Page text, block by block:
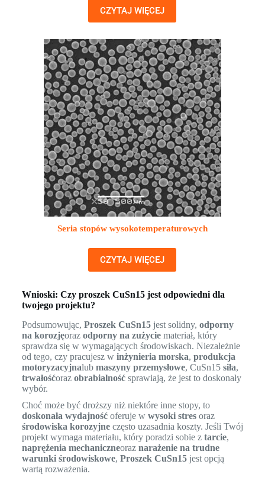
CZYTAJ WIĘCEJ
Seria stopów wysokotemperaturowych
CZYTAJ WIĘCEJ
Wnioski: Czy proszek CuSn15 jest odpowiedni dla
twojego projektu?
Podsumowując, Proszek CuSn15jest solidny, odporny
na korozjęoraz odporny na zużyciemateriał, który
sprawdza się w wymagających środowiskach. Niezależnie
od tego, czy pracujesz w inżynieria morska, produkcja
motoryzacyjnalub maszyny przemysłowe, CuSn15 siła,
trwałośćoraz obrabialnośćsprawiają, że jest to doskonały
wybór.
Choć może być droższy niż niektóre inne stopy, to
doskonała wydajnośćoferuje w wysoki stresoraz
środowiska korozyjneczęsto uzasadnia koszty. Jeśli Twój
projekt wymaga materiału, który poradzi sobie z tarcie,
naprężenia mechaniczneoraz narażenie na trudne
warunki środowiskowe, Proszek CuSn15jest opcją
wartą rozważenia.